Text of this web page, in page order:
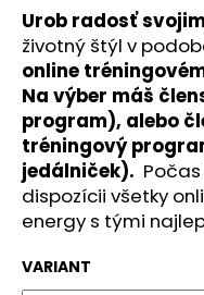
Urob radosť
životný štýl v
online
Na výber máš
program), alebo
tréningový
jedálniček).
dispozícii všetky
energy s tými
VARIANT
a
m
e
LIVE
PROTEÍN
VEGÁN
BIO
ČOKOLÁDA